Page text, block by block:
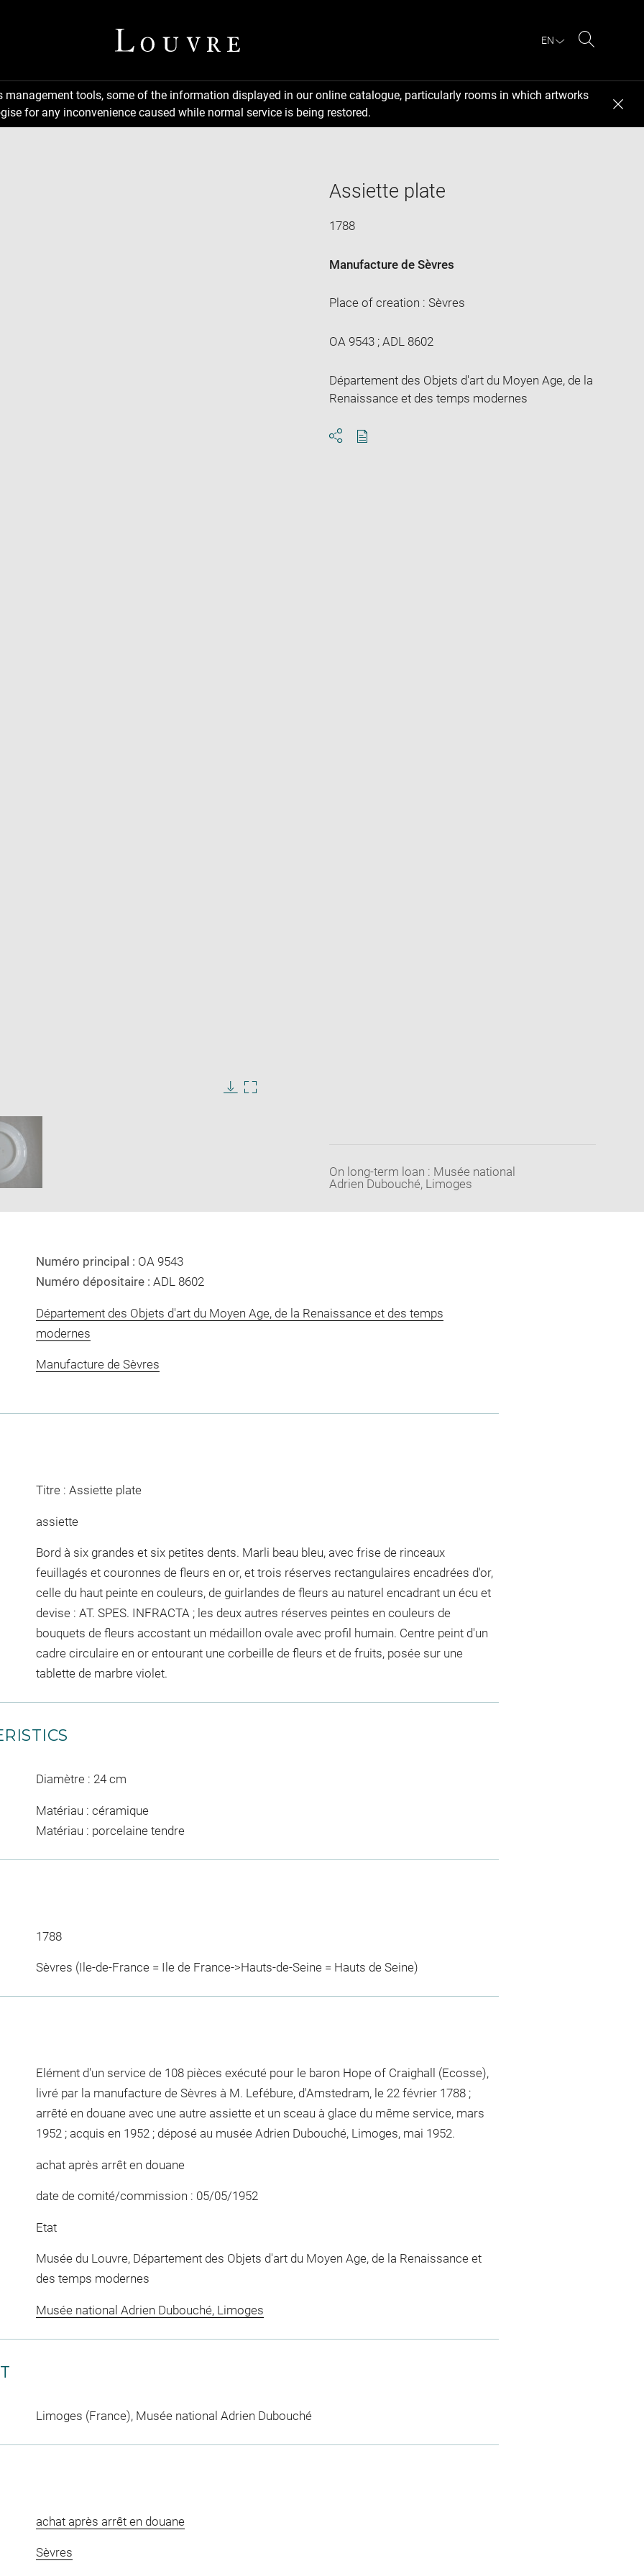
EN
management tools, some of the information displayed in our online catalogue, particularly rooms in which artworks
for any inconvenience caused while normal service is being restored.
Assiette plate
1788
Manufacture de Sèvres
Place of creation : Sèvres
OA 9543 ; ADL 8602
Département des Objets d'art du Moyen Age, de la
Renaissance et des temps modernes
On long-term loan : Musée national
Adrien Dubouché, Limoges
Numéro principal : OA 9543
Numéro dépositaire : ADL 8602
Département des Objets d'art du Moyen Age, de la Renaissance et des temps
modernes
Manufacture de Sèvres
Titre : Assiette plate
assiette
Bord à six grandes et six petites dents. Marli beau bleu, avec frise de rinceaux
feuillagés et couronnes de fleurs en or, et trois réserves rectangulaires encadrées d'or,
celle du haut peinte en couleurs, de guirlandes de fleurs au naturel encadrant un écu et
devise : AT. SPES. INFRACTA ; les deux autres réserves peintes en couleurs de
bouquets de fleurs accostant un médaillon ovale avec profil humain. Centre peint d'un
cadre circulaire en or entourant une corbeille de fleurs et de fruits, posée sur une
tablette de marbre violet.
Diamètre : 24 cm
Matériau : céramique
Matériau : porcelaine tendre
1788
Sèvres (Ile-de-France = Ile de France->Hauts-de-Seine = Hauts de Seine)
Elément d'un service de 108 pièces exécuté pour le baron Hope of Craighall (Ecosse),
livré par la manufacture de Sèvres à M. Lefébure, d'Amstedram, le 22 février 1788 ;
arrêté en douane avec une autre assiette et un sceau à glace du même service, mars
1952 ; acquis en 1952 ; déposé au musée Adrien Dubouché, Limoges, mai 1952.
achat après arrêt en douane
date de comité/commission : 05/05/1952
Etat
Musée du Louvre, Département des Objets d'art du Moyen Age, de la Renaissance et
des temps modernes
Musée national Adrien Dubouché, Limoges
Limoges (France), Musée national Adrien Dubouché
achat après arrêt en douane
Sèvres